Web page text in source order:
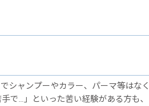
シャンプーやカラー、パーマ等はな
で…」といった苦い経験がある方も